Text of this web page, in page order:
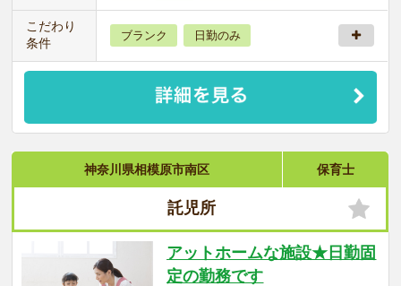
こだわり
条件
ブランク 日勤のみ
神奈川県相模原市南区 保育士
託児所
アットホームな施設★日勤固
定の勤務です